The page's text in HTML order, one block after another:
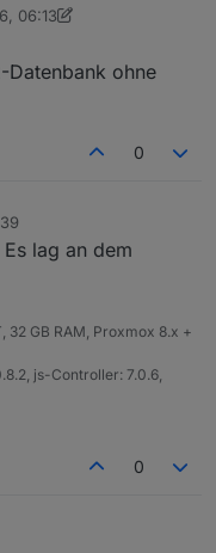
durchgängig da.
06:13
Datenbank ohne
0
lag an dem
32 GB RAM, Proxmox 8.x +
js-Controller: 7.0.6,
0